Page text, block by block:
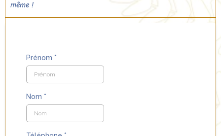
même !
Prénom *
Nom *